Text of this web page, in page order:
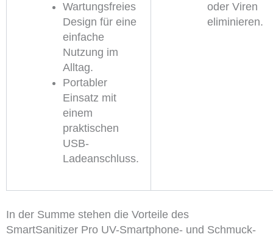
Wartungsfreies
Design für eine
einfache
Nutzung im
Alltag.
Portabler
Einsatz mit
einem
praktischen
USB-
Ladeanschluss.
oder Viren
eliminieren.
In der Summe stehen die Vorteile des
SmartSanitizer Pro UV-Smartphone- und Schmuck-